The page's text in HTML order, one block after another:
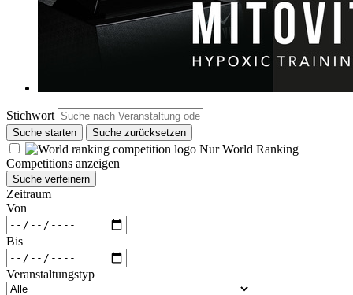
Stichwort
Suche starten Suche zurücksetzen
Nur World Ranking
Competitions anzeigen
Suche verfeinern
Zeitraum
Von
Bis
Veranstaltungstyp